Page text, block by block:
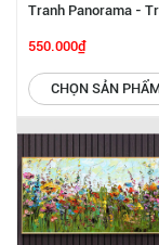
Tranh Panorama -
Sẻ Và Hoa SGP
550.000₫
CHỌN SẢN